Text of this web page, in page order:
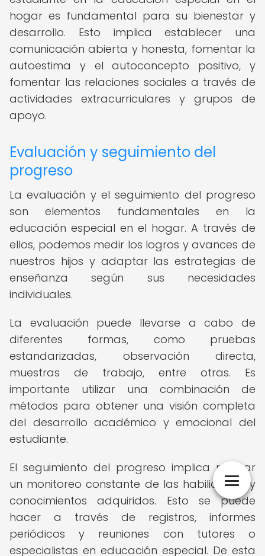
hogar es fundamental para su bienestar y
desarrollo. Esto implica establecer una
comunicación abierta y honesta, fomentar la
autoestima y el autoconcepto positivo, y
fomentar las relaciones sociales a través de
actividades extracurriculares y grupos de
apoyo.
Evaluación y seguimiento del
progreso
La evaluación y el seguimiento del progreso
son elementos fundamentales en la
educación especial en el hogar. A través de
ellos, podemos medir los logros y avances de
nuestros hijos y adaptar las estrategias de
enseñanza según sus necesidades
individuales.
La evaluación puede llevarse a cabo de
diferentes formas, como pruebas
estandarizadas, observación directa,
muestras de trabajo, entre otras. Es
importante utilizar una combinación de
métodos para obtener una visión completa
del desarrollo académico y emocional del
estudiante.
El seguimiento del progreso implica realizar
un monitoreo constante de las habilidades y
conocimientos adquiridos. Esto se puede
hacer a través de registros, informes
periódicos y reuniones con tutores o
especialistas en educación especial. De esta